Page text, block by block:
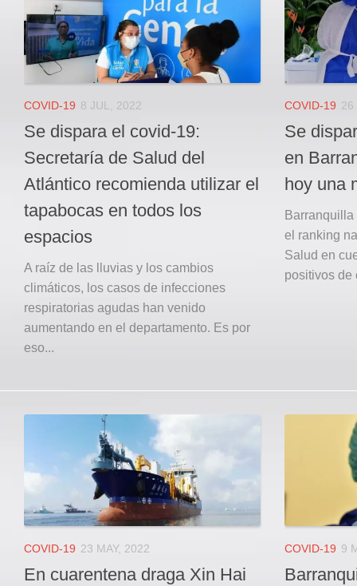
COVID-19 8 JUL, 2022
Se dispara el covid-19:
Secretaría de Salud del
Atlántico recomienda utilizar el
tapabocas en todos los
espacios
A raíz de las lluvias y los cambios
climáticos, los casos de infecciones
respiratorias agudas han venido
aumentando en el departamento. Es por
eso...
COVID-19 26
Se
en
hoy una
el ranking
Salud en
positivos de
COVID-19 23 MAY, 2022
En cuarentena draga Xin Hai
COVID-19 9